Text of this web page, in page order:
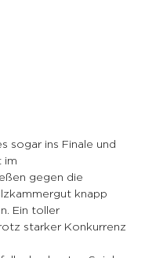
sogar ins Finale und
im
gegen die
knapp
Ein toller
starker Konkurrenz